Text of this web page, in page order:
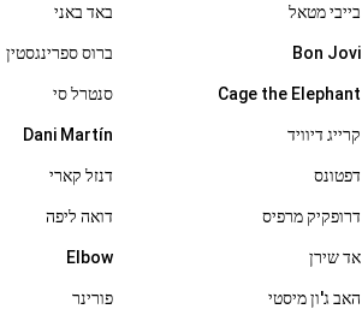
בייבי מטאל באד באני
Bon Jovi ברוס ספרינגסטין
Cage the Elephant סנטרל סי
קרייג דיוויד Dani Martín
דפטונס דנזל קארי
דרופקיק מרפיס דואה ליפה
אד שירן Elbow
האב ג'ון מיסטי פורינר